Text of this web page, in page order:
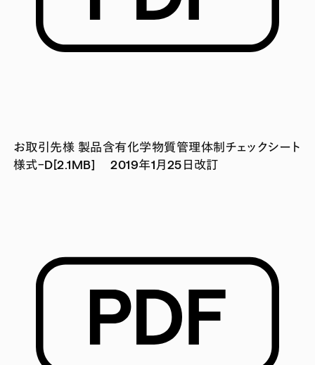
お取引先様 製品含有化学物質管理体制チェックシート
様式ｰD[2.1MB] 2019年1月25日改訂